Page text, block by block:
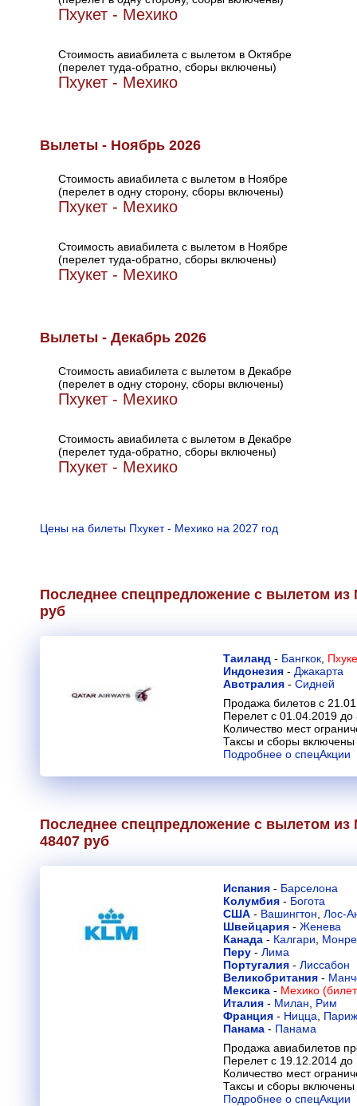
Пхукет - Мехико
Стоимость авиабилета с вылетом в Октябре
(перелет туда-обратно, сборы включены)
Пхукет - Мехико
Вылеты - Ноябрь 2026
Стоимость авиабилета с вылетом в Ноябре
(перелет в одну сторону, сборы включены)
Пхукет - Мехико
Стоимость авиабилета с вылетом в Ноябре
(перелет туда-обратно, сборы включены)
Пхукет - Мехико
Вылеты - Декабрь 2026
Стоимость авиабилета с вылетом в Декабре
(перелет в одну сторону, сборы включены)
Пхукет - Мехико
Стоимость авиабилета с вылетом в Декабре
(перелет туда-обратно, сборы включены)
Пхукет - Мехико
Цены на билеты Пхукет - Мехико на 2027 год
Последнее спецпредложение с вылетом из
руб
Таиланд - Бангкок
Индонезия - Джакарта
Австралия - Сидней
Продажа билетов с
Перелет с 01.04.2019 до
Количество мест
Таксы и сборы включены
Подробнее о спецАкции
Последнее спецпредложение с вылетом
48407 руб
Испания - Барселона
Колумбия - Богота
США - Вашингтон Лос-
Швейцария - Женева
Канада - Калгари
Перу - Лима
Португалия - Лиссабон
Великобритания -
Мексика - Мехико
Италия - Милан
Рим
Франция - Ницца
Париж
Панама - Панама
Продажа авиабилетов
Перелет с 19.12.2014 до
Количество мест
Таксы и сборы включены
Подробнее о спецАкции